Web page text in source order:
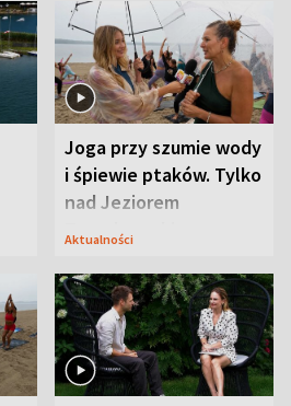
Joga przy szumie wody
i śpiewie ptaków. Tylko
nad Jeziorem
Tarnobrzeskim
Aktualności